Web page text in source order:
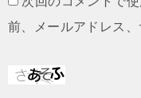
前、メールアドレス、